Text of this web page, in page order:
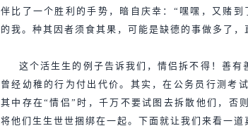
伴比了一个胜利的手势，暗自庆幸：“嘿嘿，又赌
的我。种其因者须食其果，可能是缺德的事做多了，
这个活生生的例子告诉我们，情侣拆不得！善
曾经幼稚的行为付出代价。其实，在公务员行测考
其中存在“情侣”时，千万不要试图去拆散他们，否
将他们生生世世捆绑在一起。下面就让我们来看一道